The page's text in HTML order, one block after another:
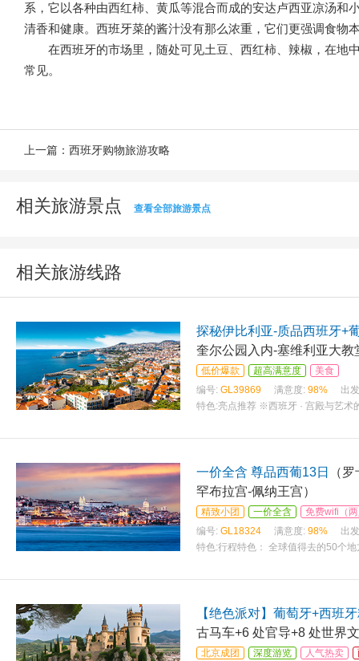
系，它以各种由西红柿、黄瓜等混合而成的安达卢西亚凉汤
清香和健康。西班牙菜的酱汁没有那么浓重，它们更强调食物
在西班牙的市场里，随处可见土豆、西红柿、辣椒，在地
常见。
上一篇： 西班牙购物旅游攻略
相关旅游景点 查看全部旅游景点
相关旅游线路
探秘伊比利亚-质品西班牙+
奎尔公园入内-塞维利亚大教
低价爆款 超高满意度
美食
编号: GL39869 满意度: 98%
出
特色:亮点推荐 ※西班牙 · 宫殿与艺术
一价全含 尊品西葡13日
（
罕布拉宫-佩纳王宫）
精致小团 一价全含
免费wifi（
编号: GL18324 满意度: 98%
出
特色:行程特色： 全球值得去的50个
【绝色派对】葡萄牙+西班
古马车+6 处官导+8 处世界
北京成团 深度游览 人气热卖